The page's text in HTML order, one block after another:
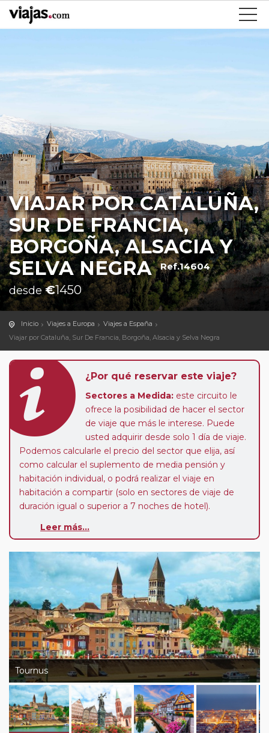
VIAJAR POR CATALUÑA,
SUR DE FRANCIA,
BORGOÑA, ALSACIA Y
SELVA NEGRA Ref.14604
desde€1450
Inicio Viajes a Europa
Viajes a España
Viajar por Cataluña, Sur De Francia, Borgoña, Alsacia y Selva Negra
¿Por qué reservar este viaje?
Sectores a Medida: este circuito le
ofrece la posibilidad de hacer el sector
de viaje que más le interese. Puede
usted adquirir desde solo 1 día de viaje.
Podemos calcularle el precio del sector que elija, así
como calcular el suplemento de media pensión y
habitación individual, o podrá realizar el viaje en
habitación a compartir (solo en sectores de viaje de
duración igual o superior a 7 noches de hotel).
Paradas en Ruta:
su viaje, en la ciudad que desee por período de 1, 3, 4 o
7 noches según circuito y fechas de salida. Es
fundamental que el circuito tenga salida posterior a la
fecha escogida y permita la salida deseada. El
suplemento por parada efectuada es de 40 Euros/52
Dólares por persona. Si la parada se realiza para tomar
otro circuito del mismo proveedor no se abonará este
suplemento.
Pasajero Club:este circuito, en cualquier época del
año, ofrece a los pasajeros que ya hayan viajado con
nosotros en los últimos 3 años y que pertenezcan a
nuestro Club de Pasajeros (cuya obtención se realiza
Leer más...
Tournus